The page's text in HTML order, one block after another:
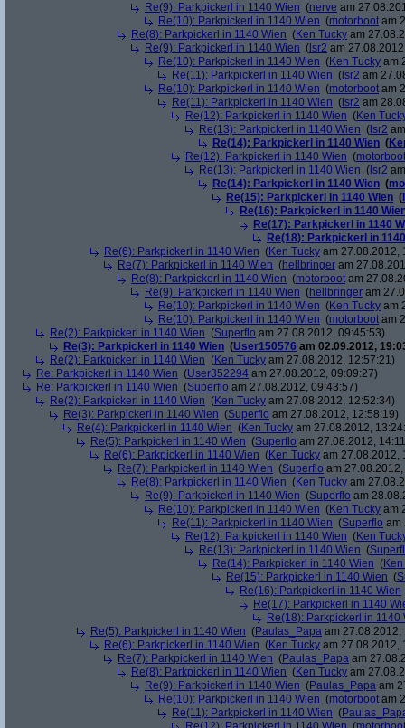
Re(9): Parkpickerl in 1140 Wien (nerve am
Re(10): Parkpickerl in 1140 Wien (motorboot am
Re(8): Parkpickerl in 1140 Wien (Ken Tucky am
Re(9): Parkpickerl in 1140 Wien ( lsr2 am
Re(10): Parkpickerl in 1140 Wien (Ken Tucky am
Re(11): Parkpickerl in 1140 Wien ( lsr2 am
Re(10): Parkpickerl in 1140 Wien (motorboot am
Re(11): Parkpickerl in 1140 Wien ( lsr2 am
Re(12): Parkpickerl in 1140 Wien (Ken
Re(13): Parkpickerl in 1140 Wien ( lsr2
Re(14): Parkpickerl in 1140 Wien (
Re(12): Parkpickerl in 1140 Wien (motorboot
Re(13): Parkpickerl in 1140 Wien ( lsr2
Re(14): Parkpickerl in 1140 Wien (
Re(15): Parkpickerl in 1140 Wien (
Re(16): Parkpickerl in 1140
Re(17): Parkpickerl in 1140
Re(18): Parkpickerl in
Re(6): Parkpickerl in 1140 Wien (Ken Tucky am 27.08.2012,
Re(7): Parkpickerl in 1140 Wien (hellbringer am
Re(8): Parkpickerl in 1140 Wien (motorboot am
Re(9): Parkpickerl in 1140 Wien (hellbringer am
Re(10): Parkpickerl in 1140 Wien (Ken Tucky am
Re(10): Parkpickerl in 1140 Wien (motorboot am
Re(2): Parkpickerl in 1140 Wien (Superflo am 27.08.2012, 09:45:53)
Re(3): Parkpickerl in 1140 Wien (User150576 am 02.09.2012,
Re(2): Parkpickerl in 1140 Wien (Ken Tucky am 27.08.2012, 12:57:21)
Re: Parkpickerl in 1140 Wien (User352294 am 27.08.2012, 09:09:27)
Re: Parkpickerl in 1140 Wien (Superflo am 27.08.2012, 09:43:57)
Re(2): Parkpickerl in 1140 Wien (Ken Tucky am 27.08.2012, 12:52:34)
Re(3): Parkpickerl in 1140 Wien (Superflo am 27.08.2012, 12:58:19)
Re(4): Parkpickerl in 1140 Wien (Ken Tucky am 27.08.2012,
Re(5): Parkpickerl in 1140 Wien (Superflo am 27.08.2012,
Re(6): Parkpickerl in 1140 Wien (Ken Tucky am 27.08.2012,
Re(7): Parkpickerl in 1140 Wien (Superflo am
Re(8): Parkpickerl in 1140 Wien (Ken Tucky am
Re(9): Parkpickerl in 1140 Wien (Superflo am
Re(10): Parkpickerl in 1140 Wien (Ken Tucky am
Re(11): Parkpickerl in 1140 Wien (Superflo am
Re(12): Parkpickerl in 1140 Wien (Ken
Re(13): Parkpickerl in 1140 Wien (
Re(14): Parkpickerl in 1140 Wien (
Re(15): Parkpickerl in 1140 Wien (
Re(16): Parkpickerl in 1140 Wien
Re(17): Parkpickerl in 1140
Re(18): Parkpickerl in 1140
Re(5): Parkpickerl in 1140 Wien (Paulas_Papa am 27.08.2012,
Re(6): Parkpickerl in 1140 Wien (Ken Tucky am 27.08.2012,
Re(7): Parkpickerl in 1140 Wien (Paulas_Papa am
Re(8): Parkpickerl in 1140 Wien (Ken Tucky am
Re(9): Parkpickerl in 1140 Wien (Paulas_Papa am
Re(10): Parkpickerl in 1140 Wien (motorboot am
Re(11): Parkpickerl in 1140 Wien (